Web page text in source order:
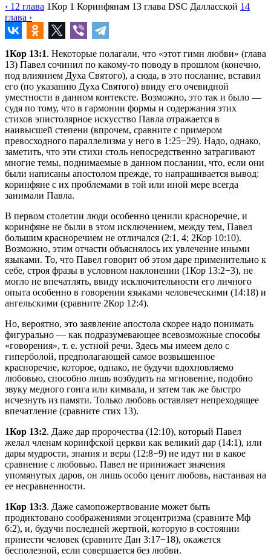
‹ 12 глава 1Кор 1 Коринфянам 13 глава DSC Далласской 14
глава ›
1Кор 13:1. Некоторые полагали, что «этот гимн любви» (глава
13) Павел сочинил по какому-то поводу в прошлом (конечно,
под влиянием Духа Святого), а сюда, в это послание, вставил
его (по указанию Духа Святого) ввиду его очевидной
уместности в данном контексте. Возможно, это так и было —
судя по тому, что в гармонии формы и содержания этих
стихов эпистолярное искусство Павла отражается в
наивысшей степени (впрочем, сравните с примером
превосходного параллелизма у него в 1:25−29). Надо, однако,
заметить, что эти стихи столь непосредственно затрагивают
многие темы, поднимаемые в данном послании, что, если они
были написаны апостолом прежде, то напрашивается вывод:
коринфяне с их проблемами в той или иной мере всегда
занимали Павла.
В первом столетии люди особенно ценили красноречие, и
коринфяне не были в этом исключением, между тем, Павел
большим красноречием не отличался (2:1, 4; 2Кор 10:10).
Возможно, этим отчасти объяснялось их увлечение иными
языками. То, что Павел говорит об этом даре применительно к
себе, строя фразы в условном наклонении (1Кор 13:2−3), не
могло не впечатлять, ввиду исключительности его личного
опыта особенно в говорении языками человеческими (14:18) и
ангельскими (сравните 2Кор 12:4).
Но, вероятно, это заявление апостола скорее надо понимать
фигурально — как подразумевающее всевозможные способы
«говорения», т. е. устной речи. Здесь мы имеем дело с
гиперболой, предполагающей самое возвышенное
красноречие, которое, однако, не будучи вдохновляемо
любовью, способно лишь возбудить на мгновение, подобно
звуку медного гонга или кимвала, и затем так же быстро
исчезнуть из памяти. Только любовь оставляет непреходящее
впечатление (сравните стих 13).
1Кор 13:2. Даже дар пророчества (12:10), который Павел
желал членам коринфской церкви как великий дар (14:1), или
дары мудрости, знания и веры (12:8−9) не идут ни в какое
сравнение с любовью. Павел не принижает значения
упомянутых даров, он лишь особо ценит любовь, настаивая на
ее несравненности.
1Кор 13:3. Даже самопожертвование может быть
продиктовано соображениями эгоцентризма (сравните Мф
6:2), и, будучи последней жертвой, которую в состоянии
принести человек (сравните Дан 3:17−18), окажется
бесполезной, если совершается без любви.